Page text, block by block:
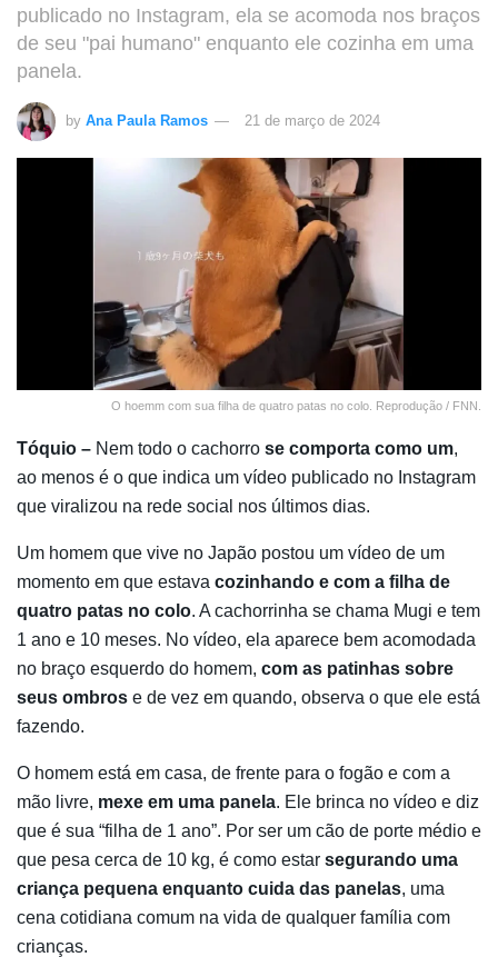
publicado no Instagram, ela se acomoda nos braços
de seu "pai humano" enquanto ele cozinha em uma
panela.
by Ana Paula Ramos 21 de março de 2024
O hoemm com sua filha de quatro patas no colo. Reprodução / FNN.
Tóquio – Nem todo o cachorro se comporta como um,
ao menos é o que indica um vídeo publicado no Instagram
que viralizou na rede social nos últimos dias.
Um homem que vive no Japão postou um vídeo de um
momento em que estava cozinhando e com a filha de
quatro patas no colo. A cachorrinha se chama Mugi e tem
1 ano e 10 meses. No vídeo, ela aparece bem acomodada
no braço esquerdo do homem, com as patinhas sobre
seus ombros e de vez em quando, observa o que ele está
fazendo.
O homem está em casa, de frente para o fogão e com a
mão livre, mexe em uma panela. Ele brinca no vídeo e diz
que é sua “filha de 1 ano”. Por ser um cão de porte médio e
que pesa cerca de 10 kg, é como estar segurando uma
criança pequena enquanto cuida das panelas, uma
cena cotidiana comum na vida de qualquer família com
crianças.